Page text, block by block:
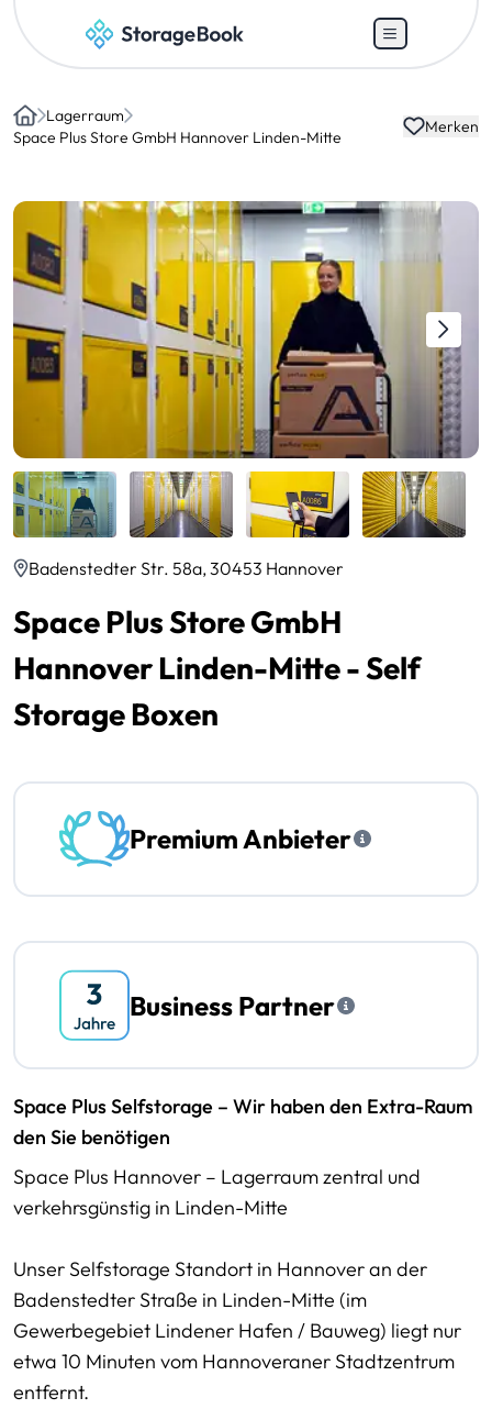
Home
Lagerraum
Space Plus Store GmbH Hannover Linden-Mitte
Merken
Badenstedter Str. 58a, 30453 Hannover
Space Plus Store GmbH
Hannover Linden-Mitte - Self
Storage Boxen
Premium Anbieter
Business Partner
Space Plus Selfstorage – Wir haben den Extra-Raum
den Sie benötigen
Space Plus Hannover – Lagerraum zentral und
verkehrsgünstig in Linden-Mitte
Unser Selfstorage Standort in Hannover an der
Badenstedter Straße in Linden-Mitte (im
Gewerbegebiet Lindener Hafen / Bauweg) liegt nur
etwa 10 Minuten vom Hannoveraner Stadtzentrum
entfernt.